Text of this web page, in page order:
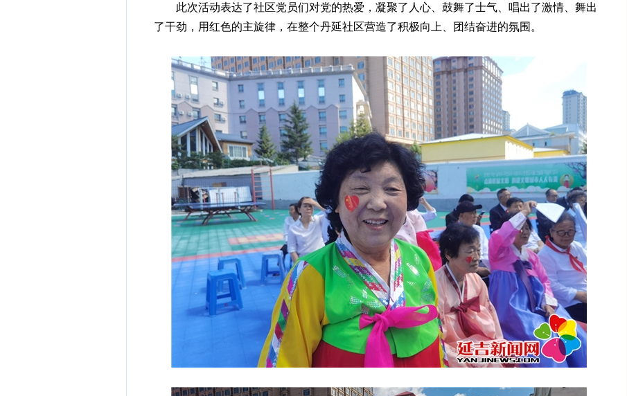
此次活动表达了社区党员们对党的热爱，凝聚了人心、鼓舞了士气、唱出了激情、舞出
了干劲，用红色的主旋律，在整个丹延社区营造了积极向上、团结奋进的氛围。